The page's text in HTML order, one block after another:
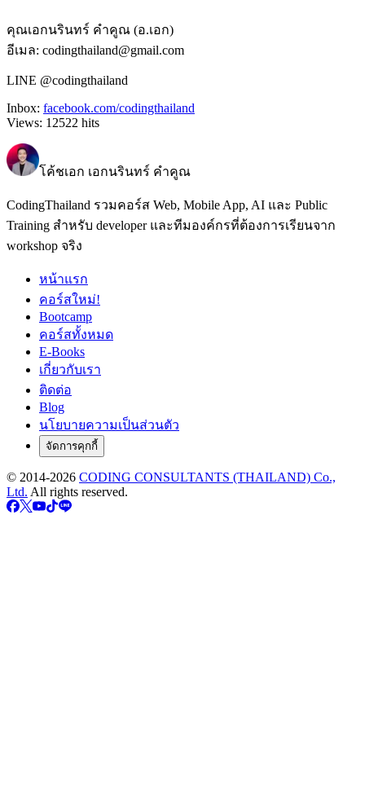
คุณเอกนรินทร์ คำคูณ (อ.เอก)
อีเมล: codingthailand@gmail.com
LINE @codingthailand
Inbox: facebook.com/codingthailand
Views: 12522 hits
โค้ชเอก เอกนรินทร์ คำคูณ
CodingThailand รวมคอร์ส Web, Mobile App, AI และ Public
Training สำหรับ developer และทีมองค์กรที่ต้องการเรียนจาก
workshop จริง
หน้าแรก
คอร์สใหม่!
Bootcamp
คอร์สทั้งหมด
E-Books
เกี่ยวกับเรา
ติดต่อ
Blog
นโยบายความเป็นส่วนตัว
จัดการคุกกี้
© 2014-2026 CODING CONSULTANTS (THAILAND) Co.,
Ltd. All rights reserved.